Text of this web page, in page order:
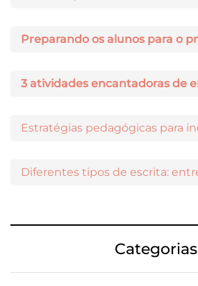
Categorias